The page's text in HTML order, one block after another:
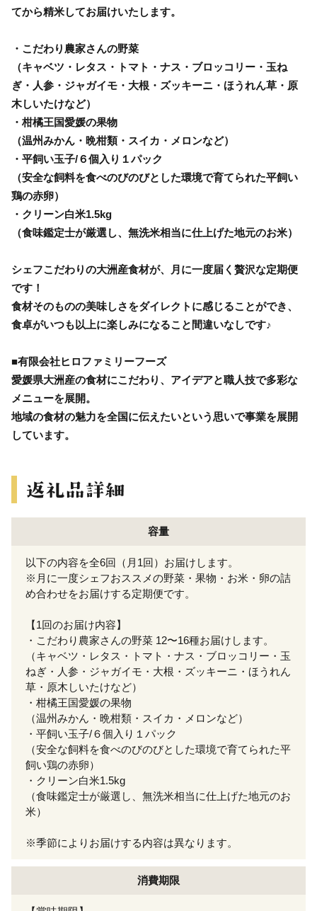
てから精米してお届けいたします。
・こだわり農家さんの野菜
（キャベツ・レタス・トマト・ナス・ブロッコリー・玉ね
ぎ・人参・ジャガイモ・大根・ズッキーニ・ほうれん草・原
木しいたけなど）
・柑橘王国愛媛の果物
（温州みかん・晩柑類・スイカ・メロンなど）
・平飼い玉子/６個入り１パック
（安全な飼料を食べのびのびとした環境で育てられた平飼い
鶏の赤卵）
・クリーン白米1.5kg
（食味鑑定士が厳選し、無洗米相当に仕上げた地元のお米）
シェフこだわりの大洲産食材が、月に一度届く贅沢な定期便
です！
食材そのものの美味しさをダイレクトに感じることができ、
食卓がいつも以上に楽しみになること間違いなしです♪
■有限会社ヒロファミリーフーズ
愛媛県大洲産の食材にこだわり、アイデアと職人技で多彩な
メニューを展開。
地域の食材の魅力を全国に伝えたいという思いで事業を展開
しています。
容量
以下の内容を全6回（月1回）お届けします。
※月に一度シェフおススメの野菜・果物・お米・卵の詰
め合わせをお届けする定期便です。
【1回のお届け内容】
・こだわり農家さんの野菜 12〜16種お届けします。
（キャベツ・レタス・トマト・ナス・ブロッコリー・玉
ねぎ・人参・ジャガイモ・大根・ズッキーニ・ほうれん
草・原木しいたけなど）
・柑橘王国愛媛の果物
（温州みかん・晩柑類・スイカ・メロンなど）
・平飼い玉子/６個入り１パック
（安全な飼料を食べのびのびとした環境で育てられた平
飼い鶏の赤卵）
・クリーン白米1.5kg
（食味鑑定士が厳選し、無洗米相当に仕上げた地元のお
米）
※季節によりお届けする内容は異なります。
消費期限